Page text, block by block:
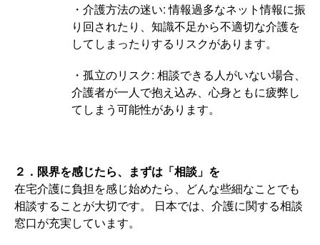
・介護方法の迷い: 情報過多なネット情報に振
り回されたり、知識不足から不適切な介護を
してしまったりするリスクがあります。
・孤立のリスク: 相談できる人がいない場合、
介護者が一人で抱え込み、心身ともに疲弊し
てしまう可能性があります。
２．限界を感じたら、まずは「相談」を
在宅介護に負担を感じ始めたら、どんな些細なことでも
相談することが大切です。 日本では、介護に関する相談
窓口が充実しています。